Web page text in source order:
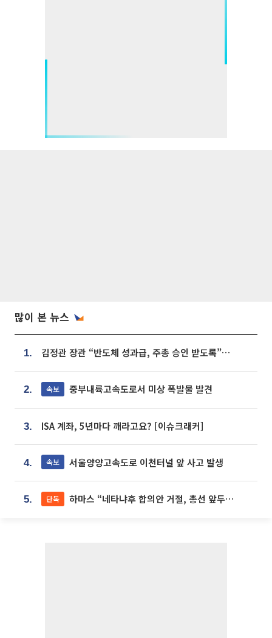
많이 본 뉴스
1. 김정관 장관 “반도체 성과급, 주총 승인 받도록”…상법·자본시장법 개정 시사
2. 속보 중부내륙고속도로서 미상 폭발물 발견
3. ISA 계좌, 5년마다 깨라고요? [이슈크래커]
4. 속보 서울양양고속도로 이천터널 앞 사고 발생
5. 단독 하마스 “네타냐후 합의안 거절, 총선 앞두고 시간 끌기”